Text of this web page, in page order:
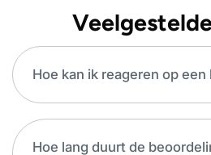
Hoe kan ik reageren op
Hoe lang duurt de